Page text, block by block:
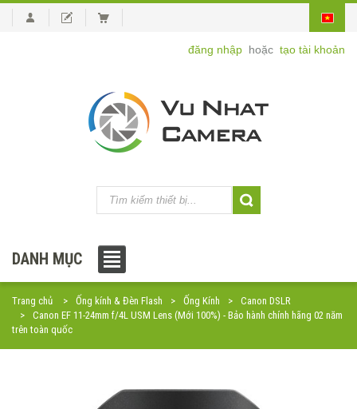
đăng nhập hoặc tạo tài khoản
DANH MỤC
Trang chủ Ống kính & Đèn Flash Ống Kính
Canon DSLR
Canon EF 11-24mm f/4L USM Lens (Mới 100%) - Bảo hành chính hãng 02 năm
trên toàn quốc